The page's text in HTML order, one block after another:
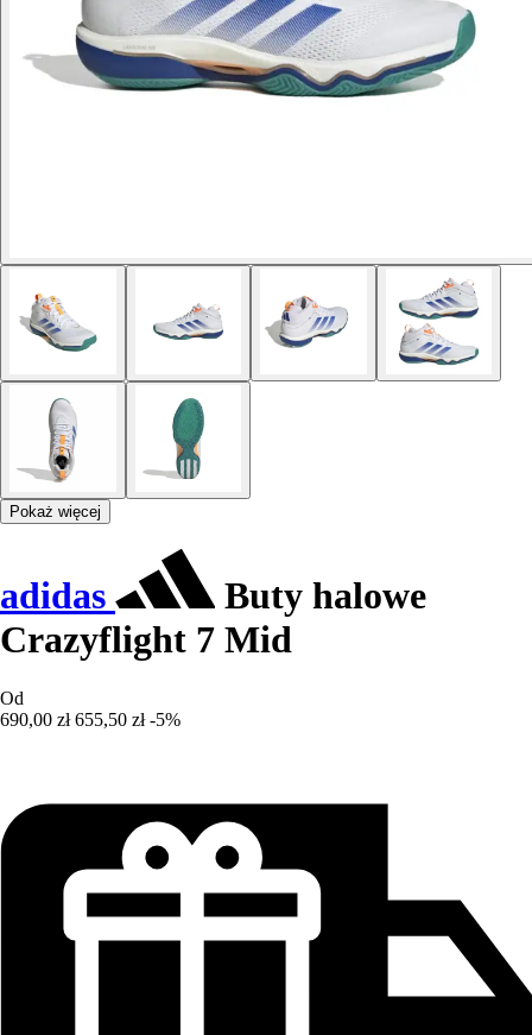
Pokaż więcej
adidas
Buty halowe
Crazyflight 7 Mid
Od
690,00 zł 655,50 zł -5%